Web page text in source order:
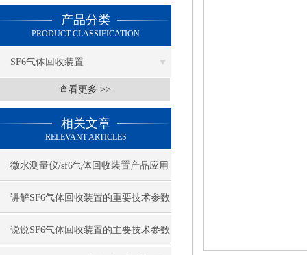
产品分类
PRODUCT CLASSIFICATION
SF6气体回收装置
查看更多 >>
相关文章
RELEVANT ARTICLES
微水测量仪/sf6气体回收装置产品应用
讲解SF6气体回收装置的重要技术参数
说说SF6气体回收装置的主要技术参数